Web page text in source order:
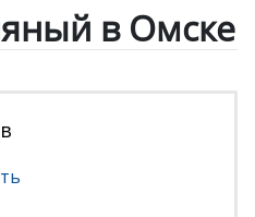
в Омске